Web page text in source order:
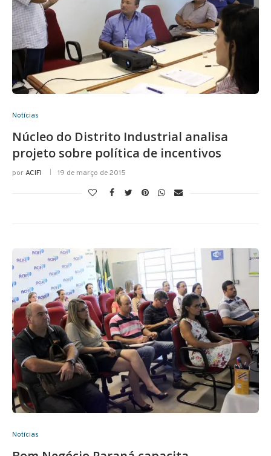
Notícias
Núcleo do Distrito Industrial analisa
projeto sobre política de incentivos
porACIFI 19 de março de 2015
Notícias